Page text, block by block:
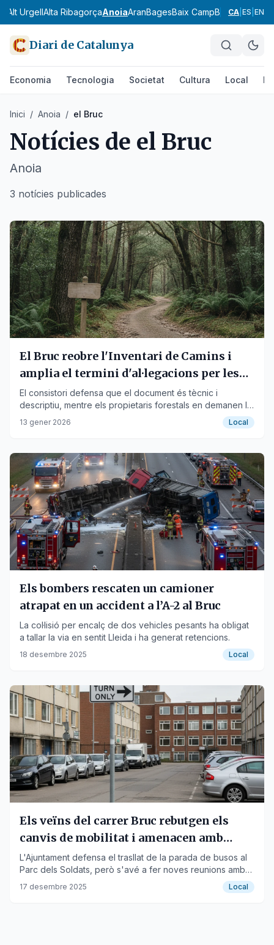
Alt UrgellAlta RibagorçaAnoiaAranBagesBaix CampBaix Ebre Baix
CA ES EN
Diari de Catalunya
Economia Tecnologia Societat Cultura Local
Inici / Anoia / el Bruc
Notícies de el Bruc
Anoia
3 notícies publicades
El Bruc reobre l'Inventari de Camins i
amplia el termini d'al·legacions per les
crítiques de BOSCAT
El consistori defensa que el document és tècnic i
descriptiu, mentre els propietaris forestals en demanen la
retirada per manca de rigor.
13 gener 2026 Local
Els bombers rescaten un camioner
atrapat en un accident a l’A-2 al Bruc
La col·lisió per encalç de dos vehicles pesants ha obligat
a tallar la via en sentit Lleida i ha generat retencions.
18 desembre 2025 Local
Els veïns del carrer Bruc rebutgen els
canvis de mobilitat i amenacen amb
'muntar barricades'
L'Ajuntament defensa el trasllat de la parada de busos al
Parc dels Soldats, però s'avé a fer noves reunions amb
els residents per buscar un consens.
17 desembre 2025 Local